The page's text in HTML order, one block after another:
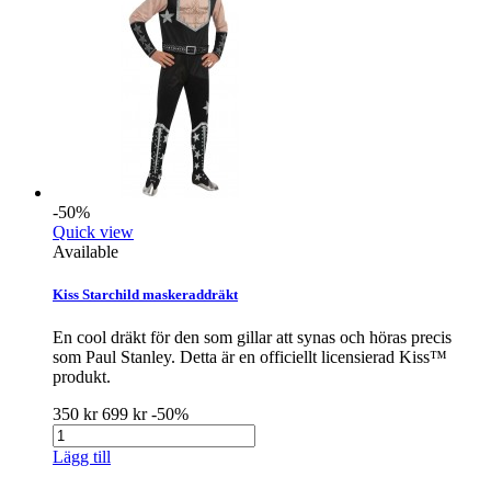
-50%
Quick view
Available
Kiss Starchild maskeraddräkt
En cool dräkt för den som gillar att synas och höras precis
som Paul Stanley. Detta är en officiellt licensierad Kiss™
produkt.
350 kr699 kr-50%
Lägg till